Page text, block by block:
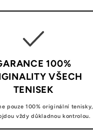
100%
VŠECH
TENISEK
pouze 100% originální tenisky,
vždy důkladnou kontrolou.